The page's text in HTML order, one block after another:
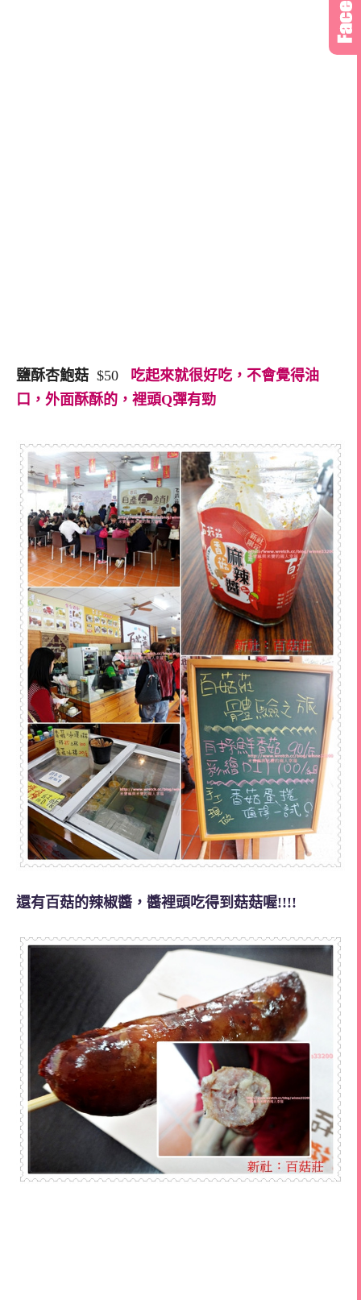
鹽酥杏鮑菇 $50
吃起來就很好吃，不會覺得油
口，外面酥酥的，裡頭Q彈有勁
還有百菇的辣椒醬，醬裡頭吃得到菇菇喔!!!!